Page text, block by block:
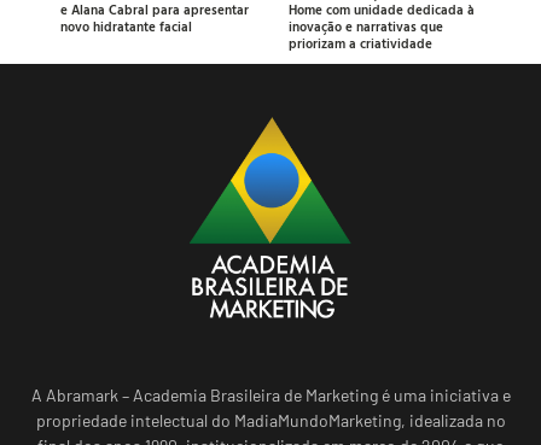
e Alana Cabral para apresentar
novo hidratante facial
Home com unidade dedicada à
inovação e narrativas que
priorizam a criatividade
A Abramark – Academia Brasileira de Marketing é uma iniciativa e
propriedade intelectual do MadiaMundoMarketing, idealizada no